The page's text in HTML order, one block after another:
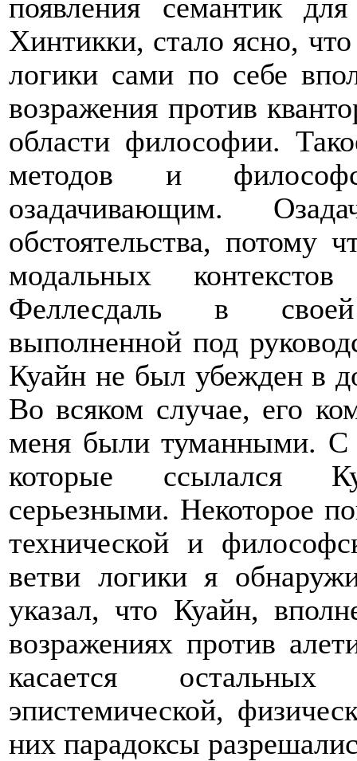
появления семантик
Хинтикки, стало ясно,
логики сами по себе
возражения против
области философии.
методов и
озадачивающим.
обстоятельства, потому
модальных
Феллесдаль в своей
выполненной под
Куайн не был убежден в
Во всяком случае, его
меня были туманными. С
которые ссылался
серьезными. Некоторое
технической и
ветви логики я
указал, что Куайн,
возражениях против
касается
эпистемической,
них парадоксы